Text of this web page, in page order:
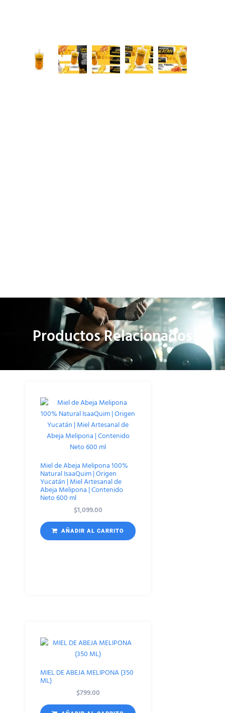
Productos Relacionados
Miel de Abeja Melipona 100%
Natural IsaaQuim | Origen
Yucatán | Miel Artesanal de
Abeja Melipona | Contenido
Neto 600 ml
$1,099.00
AÑADIR AL CARRITO
MIEL DE ABEJA MELIPONA (350
ML)
$799.00